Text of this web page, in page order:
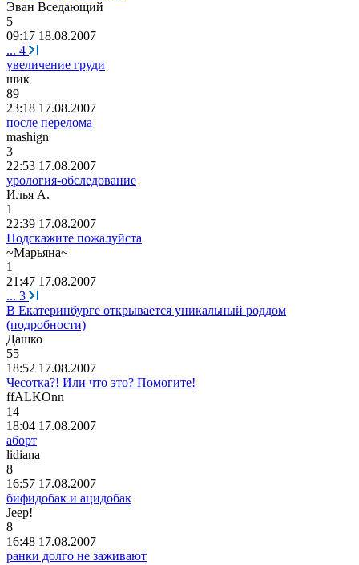
Эван Вседающий
5
09:17 18.08.2007
... 4
увеличение груди
шик
89
23:18 17.08.2007
после перелома
mashign
3
22:53 17.08.2007
урология-обследование
Илья А.
1
22:39 17.08.2007
Подскажите пожалуйста
~Марьяна~
1
21:47 17.08.2007
... 3
В Екатеринбурге открывается уникальный роддом
(подробности)
Дашко
55
18:52 17.08.2007
Чесотка?! Или что это? Помогите!
ffALKOnn
14
18:04 17.08.2007
аборт
lidiana
8
16:57 17.08.2007
бифидобак и ацидобак
Jeep!
8
16:48 17.08.2007
ранки долго не заживают